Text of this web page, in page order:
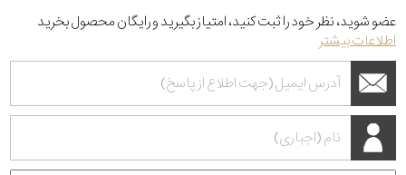
عضو شوید، نظر خود را ثبت کنید، امتیاز بگیرید و رایگان محصول بخرید
اطلاعات بیشتر